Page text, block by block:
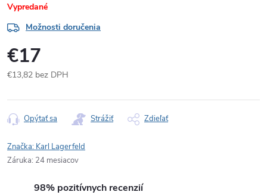
Vypredané
Možnosti doručenia
€17
€13,82 bez DPH
cena:
Opýtať sa Strážiť Zdieľať
Značka: Karl Lagerfeld
Záruka: 24 mesiacov
98% pozitívnych recenzií